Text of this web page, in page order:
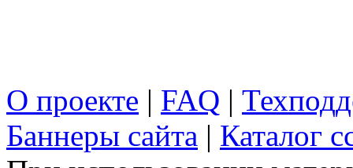
О проекте | FAQ |
Баннеры сайта | Каталог